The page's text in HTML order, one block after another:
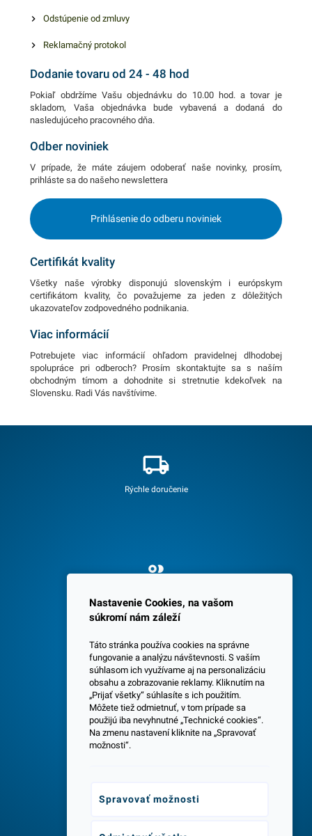
Odstúpenie od zmluvy
Reklamačný protokol
Dodanie tovaru od 24 - 48 hod
Pokiaľ obdržíme Vašu objednávku do 10.00 hod. a tovar je
skladom, Vaša objednávka bude vybavená a dodaná do
nasledujúceho pracovného dňa.
Odber noviniek
V prípade, že máte záujem odoberať naše novinky, prosím,
prihláste sa do našeho newslettera
Prihlásenie do odberu noviniek
Certifikát kvality
Všetky naše výrobky disponujú slovenským i európskym
certifikátom kvality, čo považujeme za jeden z dôležitých
ukazovateľov zodpovedného podnikania.
Viac informácií
Potrebujete viac informácií ohľadom pravidelnej dlhodobej
spolupráce pri odberoch? Prosím skontaktujte sa s naším
obchodným tímom a dohodnite si stretnutie kdekoľvek na
Slovensku. Radi Vás navštívime.
Rýchle doručenie
Spokojných 3600 zákazníkov
Centrála a predajňa v Senci
Nastavenie Cookies, na vašom
súkromí nám záleží
Táto stránka používa cookies na správne
fungovanie a analýzu návštevnosti. S vaším
súhlasom ich využívame aj na personalizáciu
obsahu a zobrazovanie reklamy. Kliknutím na
„Prijať všetky“ súhlasíte s ich použitím.
Môžete tiež odmietnuť, v tom prípade sa
použijú iba nevyhnutné „Technické cookies“.
Na zmenu nastavení kliknite na „Spravovať
možnosti“.
Spravovať možnosti